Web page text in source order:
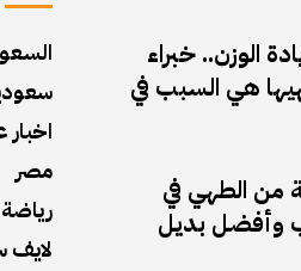
اخبار
مصر
رياضة
لايف
الوزن.. خبراء
هي السبب في
من الطهي في
وأفضل بديل